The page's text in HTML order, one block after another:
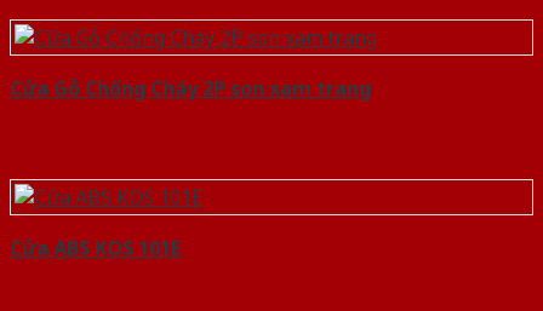
Cửa Gỗ Chống Cháy 2P son xam trang
Cửa ABS KOS 101E